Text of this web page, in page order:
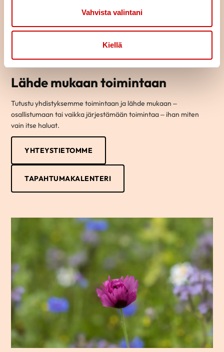
Vahvista valintani
Kiellä
Lähde mukaan toimintaan
Tutustu yhdistyksemme toimintaan ja lähde mukaan –
osallistumaan tai vaikka järjestämään toimintaa – ihan miten
vain itse haluat.
YHTEYSTIETOMME
TAPAHTUMAKALENTERI